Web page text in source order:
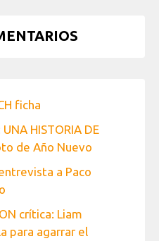
ficha
UNA HISTORIA DE
de Año Nuevo
a Paco
crítica: Liam
para agarrar el